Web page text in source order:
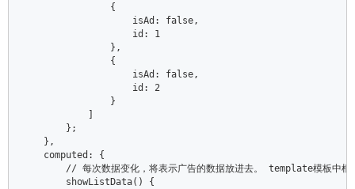
                {
                    isAd: false,
                    id: 1
                },
                {
                    isAd: false,
                    id: 2
                }
        };
    },
    computed: {
        /
/ 每次数据变化，将表示广告的数据放进去。 template模板中
        showListData() {